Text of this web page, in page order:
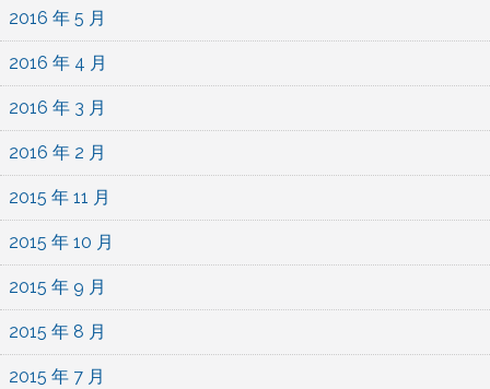
2016 年 5 月
2016 年 4 月
2016 年 3 月
2016 年 2 月
2015 年 11 月
2015 年 10 月
2015 年 9 月
2015 年 8 月
2015 年 7 月